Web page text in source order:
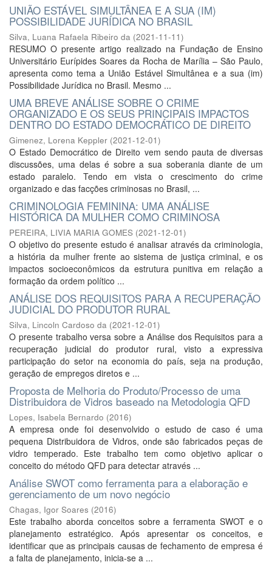
UNIÃO ESTÁVEL SIMULTÂNEA E A SUA (IM)
POSSIBILIDADE JURÍDICA NO BRASIL
Silva, Luana Rafaela Ribeiro da (2021-11-11)
RESUMO O presente artigo realizado na Fundação de Ensino
Universitário Eurípides Soares da Rocha de Marília – São Paulo,
apresenta como tema a União Estável Simultânea e a sua (im)
Possibilidade Jurídica no Brasil. Mesmo ...
UMA BREVE ANÁLISE SOBRE O CRIME
ORGANIZADO E OS SEUS PRINCIPAIS IMPACTOS
DENTRO DO ESTADO DEMOCRÁTICO DE DIREITO
Gimenez, Lorena Keppler (2021-12-01)
O Estado Democrático de Direito vem sendo pauta de diversas
discussões, uma delas é sobre a sua soberania diante de um
estado paralelo. Tendo em vista o crescimento do crime
organizado e das facções criminosas no Brasil, ...
CRIMINOLOGIA FEMININA: UMA ANÁLISE
HISTÓRICA DA MULHER COMO CRIMINOSA
PEREIRA, LIVIA MARIA GOMES (2021-12-01)
O objetivo do presente estudo é analisar através da criminologia,
a história da mulher frente ao sistema de justiça criminal, e os
impactos socioeconômicos da estrutura punitiva em relação a
formação da ordem político ...
ANÁLISE DOS REQUISITOS PARA A RECUPERAÇÃO
JUDICIAL DO PRODUTOR RURAL
Silva, Lincoln Cardoso da (2021-12-01)
O presente trabalho versa sobre a Análise dos Requisitos para a
recuperação judicial do produtor rural, visto a expressiva
participação do setor na economia do país, seja na produção,
geração de empregos diretos e ...
Proposta de Melhoria do Produto/Processo de uma
Distribuidora de Vidros baseado na Metodologia QFD
Lopes, Isabela Bernardo (2016)
A empresa onde foi desenvolvido o estudo de caso é uma
pequena Distribuidora de Vidros, onde são fabricados peças de
vidro temperado. Este trabalho tem como objetivo aplicar o
conceito do método QFD para detectar através ...
Análise SWOT como ferramenta para a elaboração e
gerenciamento de um novo negócio
Chagas, Igor Soares (2016)
Este trabalho aborda conceitos sobre a ferramenta SWOT e o
planejamento estratégico. Após apresentar os conceitos, e
identificar que as principais causas de fechamento de empresa é
a falta de planejamento, inicia-se a ...